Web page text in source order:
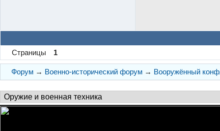
Страницы 1
Форум → Военно-исторический форум → Вооружённый